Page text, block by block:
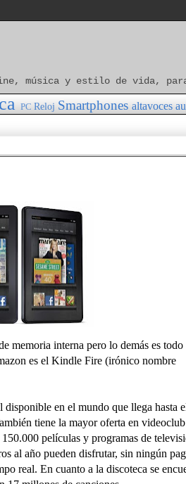
música y estilo de vida,
PC Reloj Smartphones altavoces
memoria interna pero lo demás es todo
es el Kindle Fire (irónico nombre
en el mundo que llega hasta
tiene la mayor oferta en
películas y programas de
al año pueden disfrutar, sin ningún
real. En cuanto a la discoteca se